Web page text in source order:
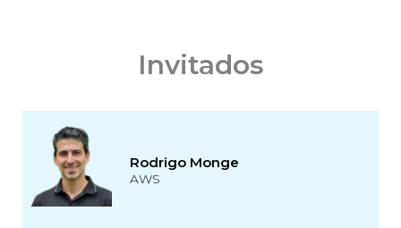
Invitados
Rodrigo Monge
AWS